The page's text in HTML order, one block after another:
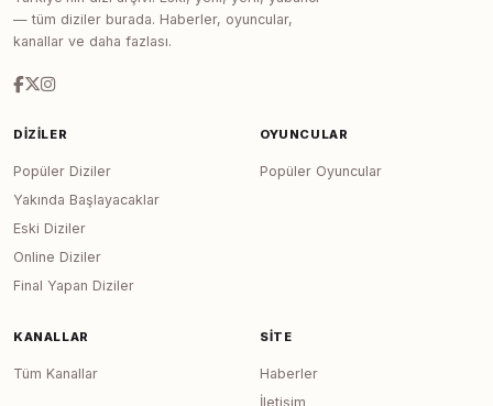
— tüm diziler burada. Haberler, oyuncular,
kanallar ve daha fazlası.
DIZILER
Popüler Diziler
Yakında Başlayacaklar
Eski Diziler
Online Diziler
Final Yapan Diziler
OYUNCULAR
Popüler Oyuncular
KANALLAR
Tüm Kanallar
SITE
Haberler
İletişim